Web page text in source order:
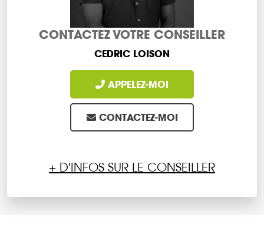
CONTACTEZ VOTRE CONSEILLER
CEDRIC LOISON
APPELEZ-MOI
CONTACTEZ-MOI
+ D'INFOS SUR LE CONSEILLER